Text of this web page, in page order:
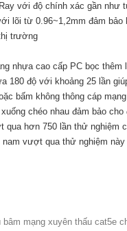
với độ chính xác gần
lõi từ 0.96~1,2mm đảm bảo
trường
nhựa cao cấp PC bọc thêm
độ với khoảng 25 lần
bấm không thông cáp mạng
chéo nhau đảm bảo
hơn 750 lần thử nghiệm
vượt qua thử nghiệm này
bâm mạng xuyên thấu cat5e